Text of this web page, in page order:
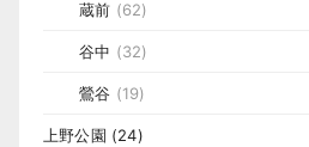
蔵前 (62)
谷中 (32)
鶯谷 (19)
上野公園 (24)